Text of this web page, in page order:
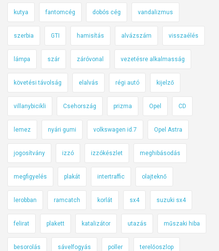
kutya fantomcég dobós cég vandalizmus
szerbia GTI hamisítás alvázszám visszaélés
lámpa szár záróvonal vezetésre alkalmasság
követési távolság elalvás régi autó kijelző
villanybicikli Csehország prizma Opel CD
lemez nyári gumi volkswagen id.7 Opel Astra
jogosítvány izzó izzókészlet meghibásodás
megfigyelés plakát intertraffic olajteknő
lerobban ramcatch korlát sx4 suzuki sx4
felirat plakett katalizátor utazás műszaki hiba
besorolás sávelfogyás poller terelőoszlop